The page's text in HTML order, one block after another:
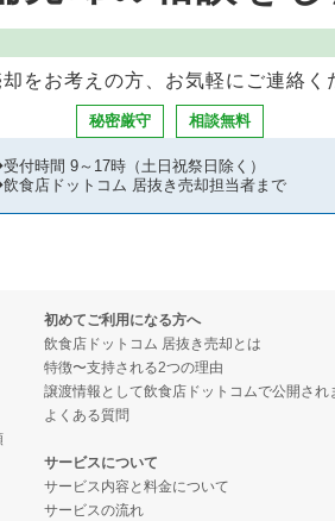
却物件の案件一覧
却物件の案件一覧
件の案件一覧
売却物件の案件一覧
件の案件一覧
売却物件の案件一覧
売却物件の案件一覧
売却物件の案件一覧
却物件の案件一覧
の案件一覧
の案件一覧
居抜き売却物件の案件一覧
件の案件一覧
売却物件の案件一覧
居抜き売却物件の案件一覧
ックの居抜き売却物件の案件一覧
の居抜き売却物件の案件一覧
物件の案件一覧
をお考えの方、お気軽にご連絡く
秘密厳守 相談無料
付時間 9～17時（土日祝祭日除く）
食店ドットコム 居抜き売却担当者まで
初めてご利用になる方へ
飲食店ドットコム 居抜き売却とは
特徴〜支持される2つの理由
譲渡情報として飲食店ドットコムで公開され
よくある質問
サービスについて
サービス内容と料金について
サービスの流れ